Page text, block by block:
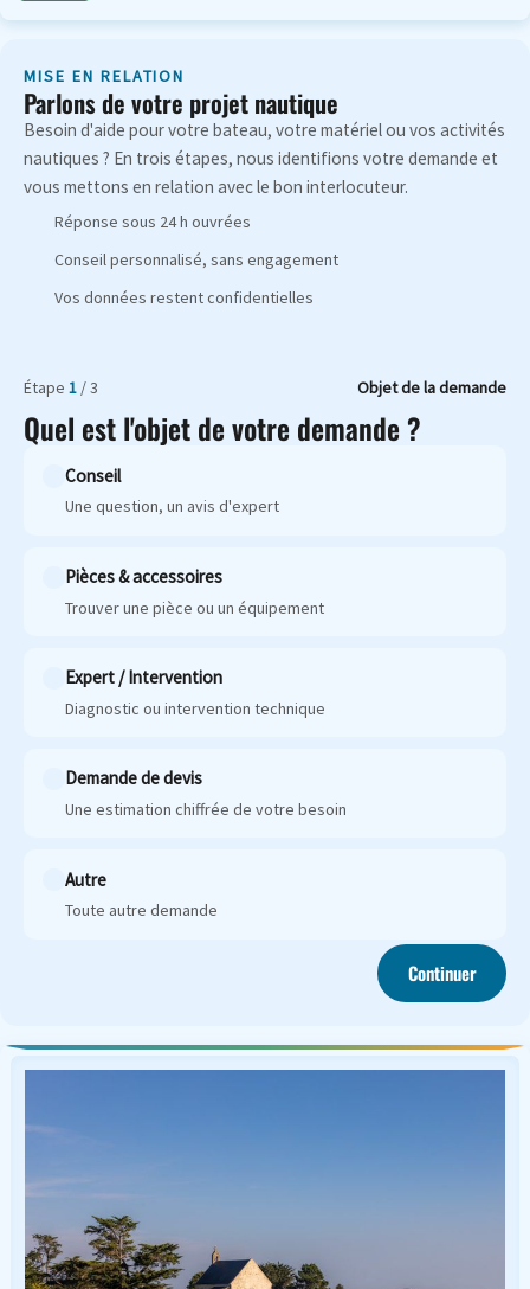
MISE EN RELATION
Parlons de votre projet nautique
Besoin d'aide pour votre bateau, votre matériel ou vos activités
nautiques ? En trois étapes, nous identifions votre demande et
vous mettons en relation avec le bon interlocuteur.
Réponse sous 24 h ouvrées
Conseil personnalisé, sans engagement
Vos données restent confidentielles
Étape 1 / 3 Objet de la demande
Quel est l'objet de votre demande ?
Conseil
Une question, un avis d'expert
Pièces & accessoires
Trouver une pièce ou un équipement
Expert / Intervention
Diagnostic ou intervention technique
Demande de devis
Une estimation chiffrée de votre besoin
Autre
Toute autre demande
Continuer